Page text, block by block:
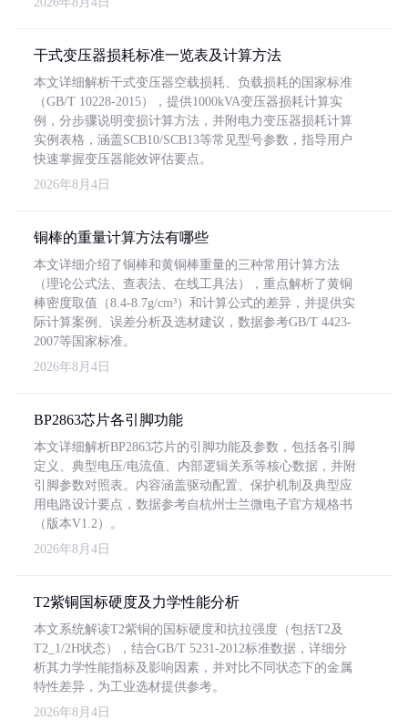
干式变压器损耗标准一览表及计算方法
本文详细解析干式变压器空载损耗、负载损耗的国家标准
（GB/T 10228-2015），提供1000kVA变压器损耗计算实
例，分步骤说明变损计算方法，并附电力变压器损耗计算
实例表格，涵盖SCB10/SCB13等常见型号参数，指导用户
快速掌握变压器能效评估要点。
2026年8月4日
铜棒的重量计算方法有哪些
本文详细介绍了铜棒和黄铜棒重量的三种常用计算方法
（理论公式法、查表法、在线工具法），重点解析了黄铜
棒密度取值（8.4-8.7g/cm³）和计算公式的差异，并提供实
际计算案例、误差分析及选材建议，数据参考GB/T 4423-
2007等国家标准。
2026年8月4日
BP2863芯片各引脚功能
本文详细解析BP2863芯片的引脚功能及参数，包括各引脚
定义、典型电压/电流值、内部逻辑关系等核心数据，并附
引脚参数对照表。内容涵盖驱动配置、保护机制及典型应
用电路设计要点，数据参考自杭州士兰微电子官方规格书
（版本V1.2）。
2026年8月4日
T2紫铜国标硬度及力学性能分析
本文系统解读T2紫铜的国标硬度和抗拉强度（包括T2及
T2_1/2H状态），结合GB/T 5231-2012标准数据，详细分
析其力学性能指标及影响因素，并对比不同状态下的金属
特性差异，为工业选材提供参考。
2026年8月4日